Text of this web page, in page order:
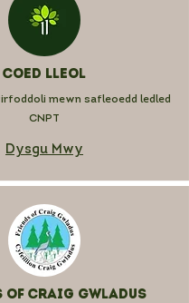
Coed Lleol
mewn safleoedd ledled
CNPT
Dysgu Mwy
of Craig Gwladus